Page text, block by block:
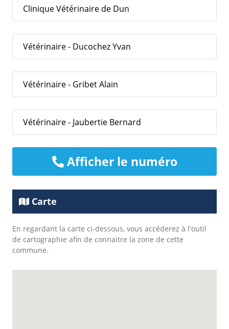
Clinique Vétérinaire de Dun
Vétérinaire - Ducochez Yvan
Vétérinaire - Gribet Alain
Vétérinaire - Jaubertie Bernard
Afficher le numéro
Carte
En regardant la carte ci-dessous, vous accéderez à l'outil
de cartographie afin de connaitre la zone de cette
commune.